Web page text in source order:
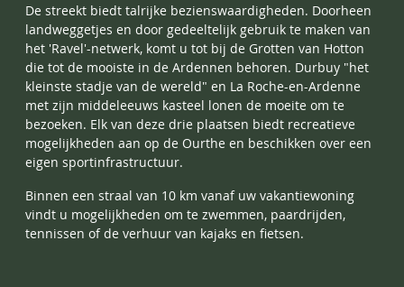
De streekt biedt talrijke bezienswaardigheden. Doorheen
landweggetjes en door gedeeltelijk gebruik te maken van
het 'Ravel'-netwerk, komt u tot bij de Grotten van Hotton
die tot de mooiste in de Ardennen behoren. Durbuy "het
kleinste stadje van de wereld" en La Roche-en-Ardenne
met zijn middeleeuws kasteel lonen de moeite om te
bezoeken. Elk van deze drie plaatsen biedt recreatieve
mogelijkheden aan op de Ourthe en beschikken over een
eigen sportinfrastructuur.
Binnen een straal van 10 km vanaf uw vakantiewoning
vindt u mogelijkheden om te zwemmen, paardrijden,
tennissen of de verhuur van kajaks en fietsen.